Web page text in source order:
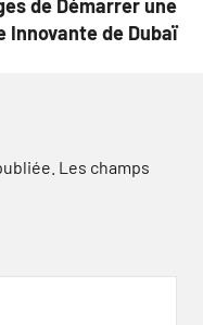
de Démarrer une
Innovante de Dubaï
Les champs